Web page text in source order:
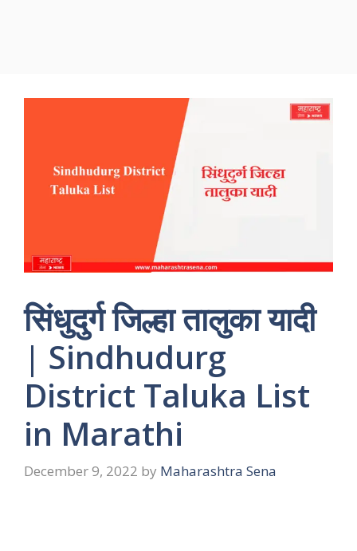
सिंधुदुर्ग जिल्हा तालुका यादी
| Sindhudurg
District Taluka List
in Marathi
December 9, 2022 by Maharashtra Sena